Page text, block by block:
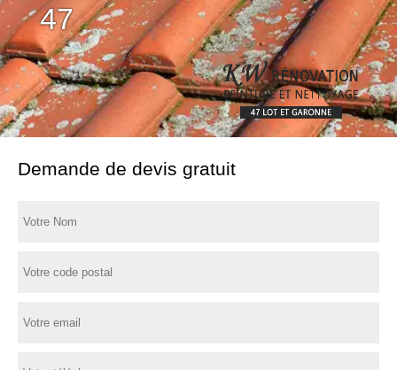
47
Demande de devis gratuit